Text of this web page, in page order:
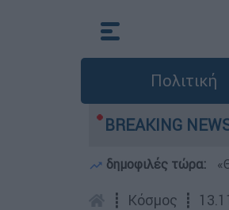
Πολιτική
BREAKING
στο Πόρτο Γερμανό μετά
δημοφιλές τώρα:
┋ Κόσμος ┋